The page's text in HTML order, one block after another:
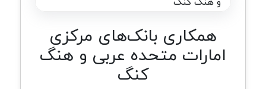
همکاری بانک‌های مرکزی
امارات متحده عربی و هنگ
کنگ